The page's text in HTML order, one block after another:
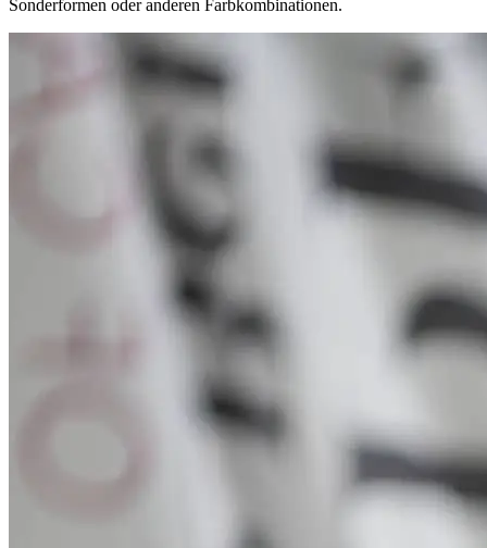
Sonderformen oder anderen Farbkombinationen.